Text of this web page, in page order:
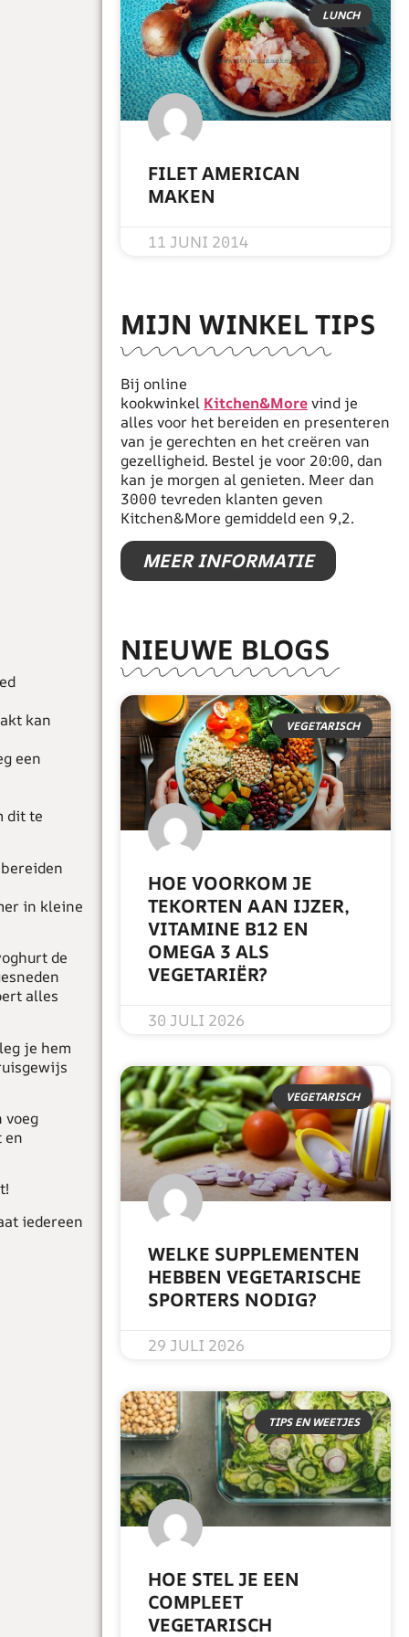
kan
een
dit te
in kleine
de
alles
je hem
voeg
en
iedereen
LUNCH
FILET AMERICAN
MAKEN
11 JUNI 2014
MIJN WINKEL TIPS
Bij online
kookwinkel Kitchen&Morevind je
alles voor het bereiden en presenteren
van je gerechten en het creëren van
gezelligheid. Bestel je voor 20:00, dan
kan je morgen al genieten. Meer dan
3000 tevreden klanten geven
Kitchen&More gemiddeld een 9,2.
MEER INFORMATIE
NIEUWE BLOGS
VEGETARISCH
HOE VOORKOM JE
TEKORTEN AAN IJZER,
VITAMINE B12 EN
OMEGA 3 ALS
VEGETARIËR?
30 JULI 2026
VEGETARISCH
WELKE SUPPLEMENTEN
HEBBEN VEGETARISCHE
SPORTERS NODIG?
29 JULI 2026
TIPS EN WEETJES
HOE STEL JE EEN
COMPLEET
VEGETARISCH